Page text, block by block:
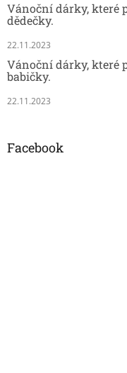
Vánoční dárky, které
dědečky.
22.11.2023
Vánoční dárky, které
babičky.
22.11.2023
Facebook